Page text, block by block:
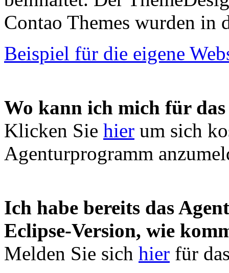
Contao Themes wurden in
Beispiel für die eigene
Wo kann ich mich für
Klicken Sie hier um sich
Agenturprogramm
Ich habe bereits das
Eclipse-Version, wie
Melden Sie sich hier für